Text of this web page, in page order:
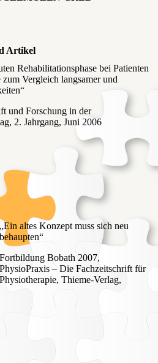
Artikel
Rehabilitationsphase bei Patienten
Vergleich langsamer und
und Forschung in der
2. Jahrgang, Juni 2006
„Ein altes Konzept muss sich neu
behaupten“
Fortbildung Bobath 2007,
PhysioPraxis – Die Fachzeitschrift für
Physiotherapie, Thieme-Verlag,